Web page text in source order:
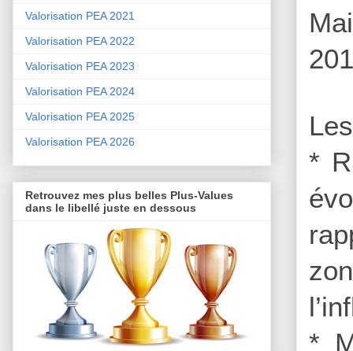
*
*
Valorisation PEA 2021
Valorisation PEA 2022
Valorisation PEA 2023
Valorisation PEA 2024
Valorisation PEA 2025
Valorisation PEA 2026
Retrouvez mes plus belles Plus-Values
dans le libellé juste en dessous